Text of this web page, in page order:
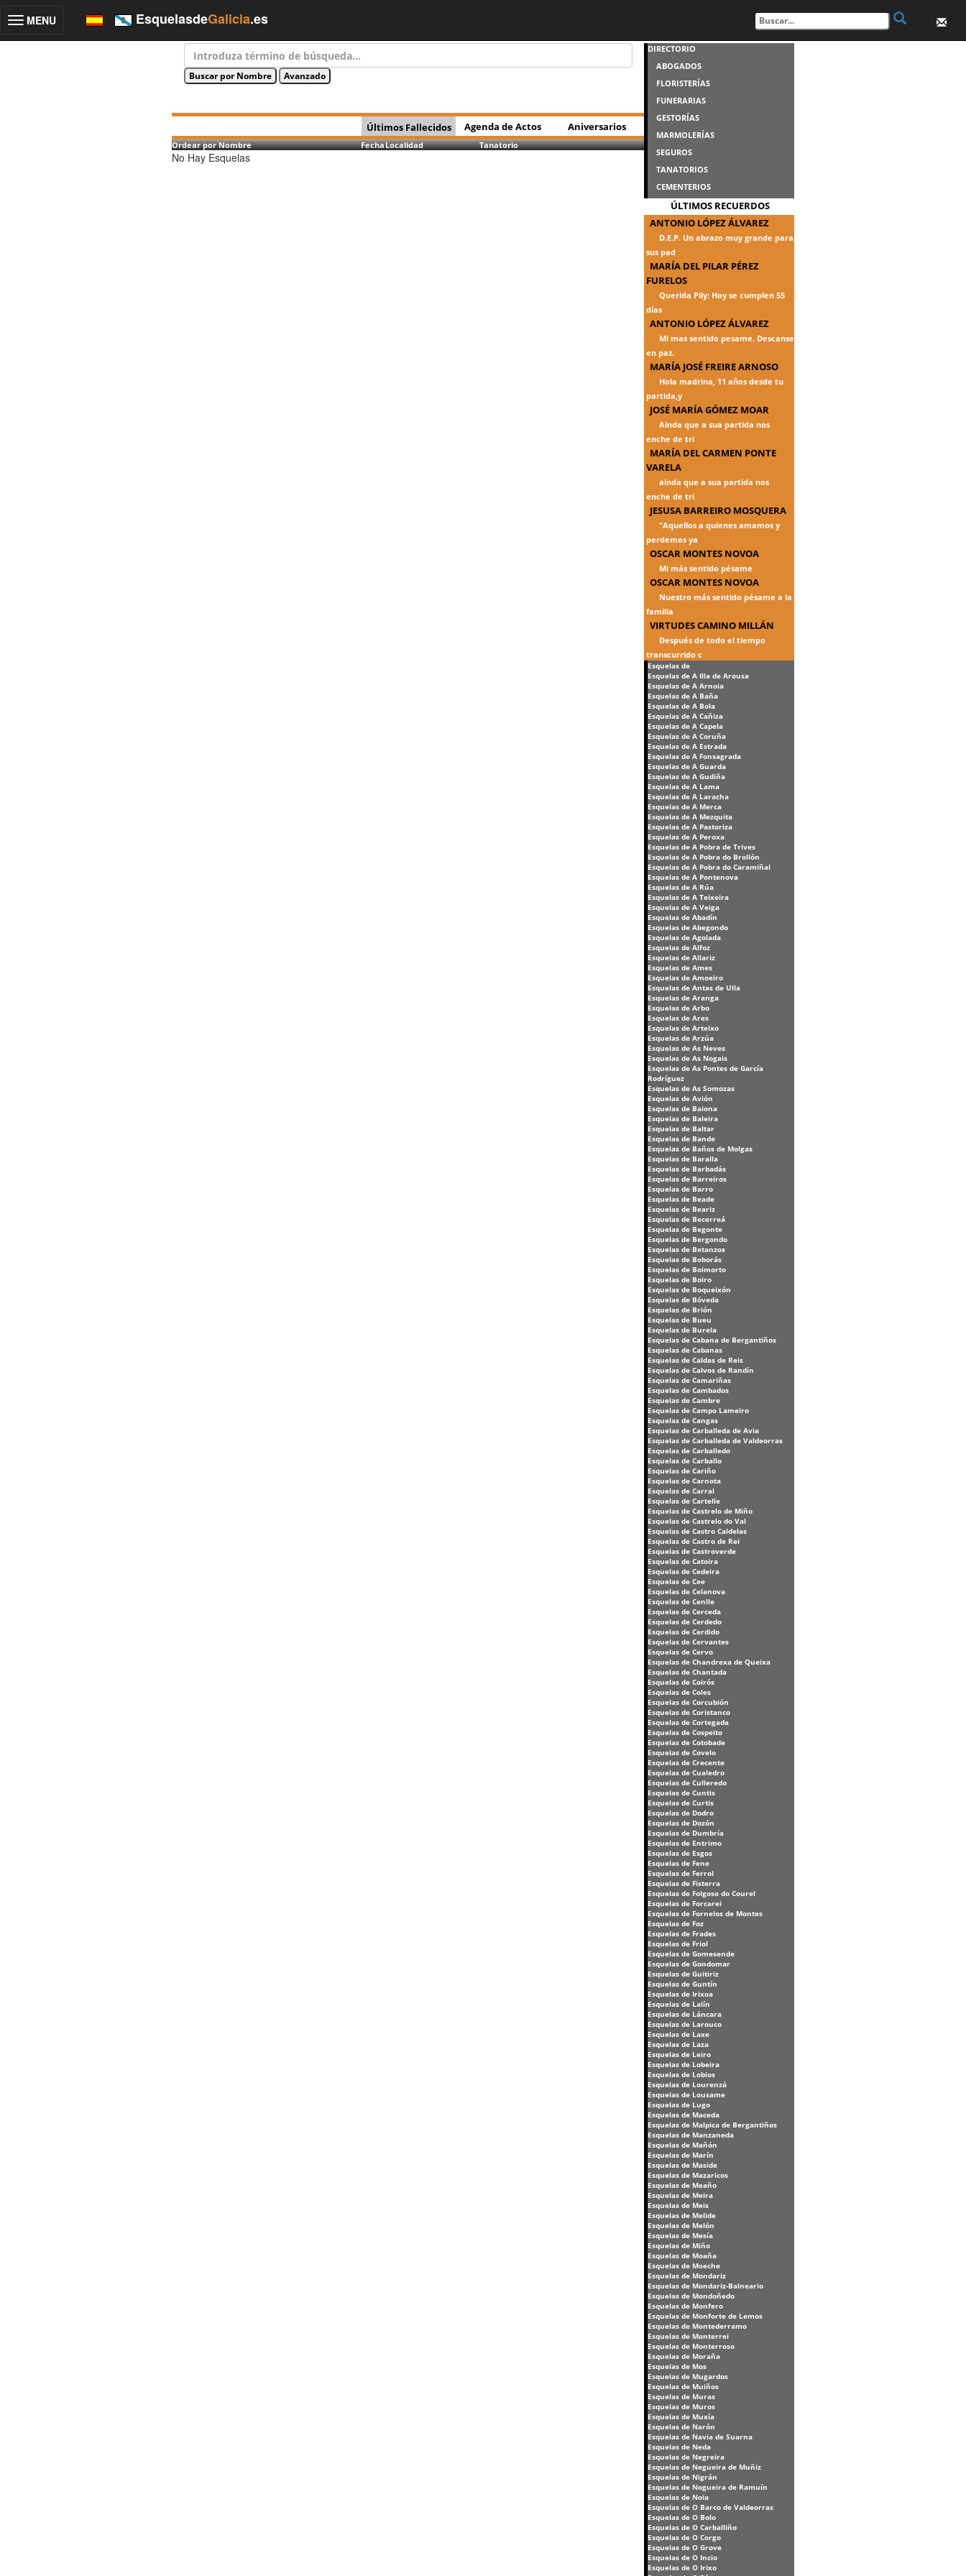
Toggle
MENU EsquelasdeGalicia.es
Últimos Fallecidos Agenda de Actos Aniversarios
Ordear por Nombre FechaLocalidad Tanatorio
No Hay Esquelas
DIRECTORIO
ABOGADOS
FLORISTERÍAS
FUNERARIAS
GESTORÍAS
MARMOLERÍAS
SEGUROS
TANATORIOS
CEMENTERIOS
ÚLTIMOS RECUERDOS
ANTONIO LÓPEZ ÁLVAREZ
D.E.P. Un abrazo muy grande para
sus pad
MARÍA DEL PILAR PÉREZ
FURELOS
Querida Pily: Hoy se cumplen 55
días
ANTONIO LÓPEZ ÁLVAREZ
Mi mas sentido pesame. Descanse
en paz.
MARÍA JOSÉ FREIRE ARNOSO
Hola madrina, 11 años desde tu
partida,y
JOSÉ MARÍA GÓMEZ MOAR
Ainda que a sua partida nos
enche de tri
MARÍA DEL CARMEN PONTE
VARELA
ainda que a sua partida nos
enche de tri
JESUSA BARREIRO MOSQUERA
"Aquellos a quienes amamos y
perdemos ya
OSCAR MONTES NOVOA
Mi más sentido pésame
OSCAR MONTES NOVOA
Nuestro más sentido pésame a la
familia
VIRTUDES CAMINO MILLÁN
Después de todo el tiempo
transcurrido c
Esquelas de
Esquelas de A Illa de Arousa
Esquelas de A Arnoia
Esquelas de A Baña
Esquelas de A Bola
Esquelas de A Cañiza
Esquelas de A Capela
Esquelas de A Coruña
Esquelas de A Estrada
Esquelas de A Fonsagrada
Esquelas de A Guarda
Esquelas de A Gudiña
Esquelas de A Lama
Esquelas de A Laracha
Esquelas de A Merca
Esquelas de A Mezquita
Esquelas de A Pastoriza
Esquelas de A Peroxa
Esquelas de A Pobra de Trives
Esquelas de A Pobra do Brollón
Esquelas de A Pobra do Caramiñal
Esquelas de A Pontenova
Esquelas de A Rúa
Esquelas de A Teixeira
Esquelas de A Veiga
Esquelas de Abadín
Esquelas de Abegondo
Esquelas de Agolada
Esquelas de Alfoz
Esquelas de Allariz
Esquelas de Ames
Esquelas de Amoeiro
Esquelas de Antas de Ulla
Esquelas de Aranga
Esquelas de Arbo
Esquelas de Ares
Esquelas de Arteixo
Esquelas de Arzúa
Esquelas de As Neves
Esquelas de As Nogais
Esquelas de As Pontes de García
Rodríguez
Esquelas de As Somozas
Esquelas de Avión
Esquelas de Baiona
Esquelas de Baleira
Esquelas de Baltar
Esquelas de Bande
Esquelas de Baños de Molgas
Esquelas de Baralla
Esquelas de Barbadás
Esquelas de Barreiros
Esquelas de Barro
Esquelas de Beade
Esquelas de Beariz
Esquelas de Becerreá
Esquelas de Begonte
Esquelas de Bergondo
Esquelas de Betanzos
Esquelas de Boborás
Esquelas de Boimorto
Esquelas de Boiro
Esquelas de Boqueixón
Esquelas de Bóveda
Esquelas de Brión
Esquelas de Bueu
Esquelas de Burela
Esquelas de Cabana de Bergantiños
Esquelas de Cabanas
Esquelas de Caldas de Reis
Esquelas de Calvos de Randín
Esquelas de Camariñas
Esquelas de Cambados
Esquelas de Cambre
Esquelas de Campo Lameiro
Esquelas de Cangas
Esquelas de Carballeda de Avia
Esquelas de Carballeda de Valdeorras
Esquelas de Carballedo
Esquelas de Carballo
Esquelas de Cariño
Esquelas de Carnota
Esquelas de Carral
Esquelas de Cartelle
Esquelas de Castrelo de Miño
Esquelas de Castrelo do Val
Esquelas de Castro Caldelas
Esquelas de Castro de Rei
Esquelas de Castroverde
Esquelas de Catoira
Esquelas de Cedeira
Esquelas de Cee
Esquelas de Celanova
Esquelas de Cenlle
Esquelas de Cerceda
Esquelas de Cerdedo
Esquelas de Cerdido
Esquelas de Cervantes
Esquelas de Cervo
Esquelas de Chandrexa de Queixa
Esquelas de Chantada
Esquelas de Coirós
Esquelas de Coles
Esquelas de Corcubión
Esquelas de Coristanco
Esquelas de Cortegada
Esquelas de Cospeito
Esquelas de Cotobade
Esquelas de Covelo
Esquelas de Crecente
Esquelas de Cualedro
Esquelas de Culleredo
Esquelas de Cuntis
Esquelas de Curtis
Esquelas de Dodro
Esquelas de Dozón
Esquelas de Dumbría
Esquelas de Entrimo
Esquelas de Esgos
Esquelas de Fene
Esquelas de Ferrol
Esquelas de Fisterra
Esquelas de Folgoso do Courel
Esquelas de Forcarei
Esquelas de Fornelos de Montes
Esquelas de Foz
Esquelas de Frades
Esquelas de Friol
Esquelas de Gomesende
Esquelas de Gondomar
Esquelas de Guitiriz
Esquelas de Guntín
Esquelas de Irixoa
Esquelas de Lalín
Esquelas de Láncara
Esquelas de Larouco
Esquelas de Laxe
Esquelas de Laza
Esquelas de Leiro
Esquelas de Lobeira
Esquelas de Lobios
Esquelas de Lourenzá
Esquelas de Lousame
Esquelas de Lugo
Esquelas de Maceda
Esquelas de Malpica de Bergantiños
Esquelas de Manzaneda
Esquelas de Mañón
Esquelas de Marín
Esquelas de Maside
Esquelas de Mazaricos
Esquelas de Meaño
Esquelas de Meira
Esquelas de Meis
Esquelas de Melide
Esquelas de Melón
Esquelas de Mesía
Esquelas de Miño
Esquelas de Moaña
Esquelas de Moeche
Esquelas de Mondariz
Esquelas de Mondariz-Balneario
Esquelas de Mondoñedo
Esquelas de Monfero
Esquelas de Monforte de Lemos
Esquelas de Montederramo
Esquelas de Monterrei
Esquelas de Monterroso
Esquelas de Moraña
Esquelas de Mos
Esquelas de Mugardos
Esquelas de Muiños
Esquelas de Muras
Esquelas de Muros
Esquelas de Muxía
Esquelas de Narón
Esquelas de Navia de Suarna
Esquelas de Neda
Esquelas de Negreira
Esquelas de Negueira de Muñiz
Esquelas de Nigrán
Esquelas de Nogueira de Ramuín
Esquelas de Noia
Esquelas de O Barco de Valdeorras
Esquelas de O Bolo
Esquelas de O Carballiño
Esquelas de O Corgo
Esquelas de O Grove
Esquelas de O Incio
Esquelas de O Irixo